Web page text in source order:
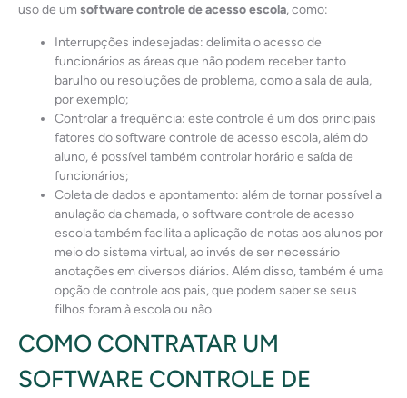
uso de um software controle de acesso escola, como:
Interrupções indesejadas: delimita o acesso de
funcionários as áreas que não podem receber tanto
barulho ou resoluções de problema, como a sala de aula,
por exemplo;
Controlar a frequência: este controle é um dos principais
fatores do software controle de acesso escola, além do
aluno, é possível também controlar horário e saída de
funcionários;
Coleta de dados e apontamento: além de tornar possível a
anulação da chamada, o software controle de acesso
escola também facilita a aplicação de notas aos alunos por
meio do sistema virtual, ao invés de ser necessário
anotações em diversos diários. Além disso, também é uma
opção de controle aos pais, que podem saber se seus
filhos foram à escola ou não.
COMO CONTRATAR UM
SOFTWARE CONTROLE DE